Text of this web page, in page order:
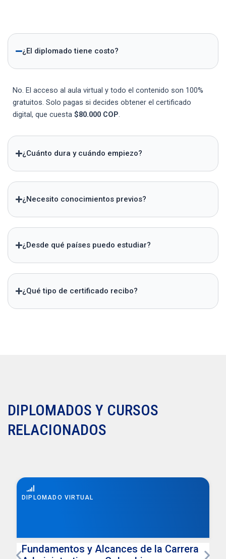
¿El diplomado tiene costo?
No. El acceso al aula virtual y todo el contenido son 100%
gratuitos. Solo pagas si decides obtener el certificado
digital, que cuesta $80.000 COP
¿Cuánto dura y cuándo empiezo?
¿Necesito conocimientos previos?
¿Desde qué países puedo estudiar?
¿Qué tipo de certificado recibo?
DIPLOMADOS Y CURSOS
RELACIONADOS
DIPLOMADO VIRTUAL
Fundamentos y Alcances de la Carrera